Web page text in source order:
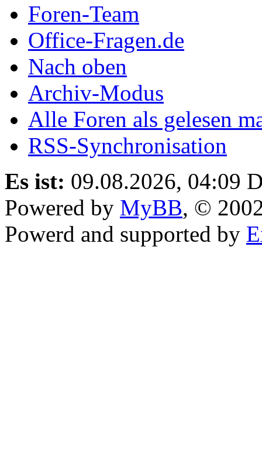
Foren-Team
Office-Fragen.de
Nach oben
Archiv-Modus
Alle Foren als gelesen
RSS-Synchronisation
Es ist: 09.08.2026, 04:09
Powered by MyBB, ©
Powerd and supported by